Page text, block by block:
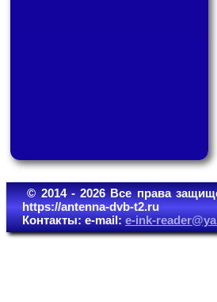
© 2014 - 2026 Все права
https://antenna-dvb-t2.ru
Контакты: e-mail:e-ink-